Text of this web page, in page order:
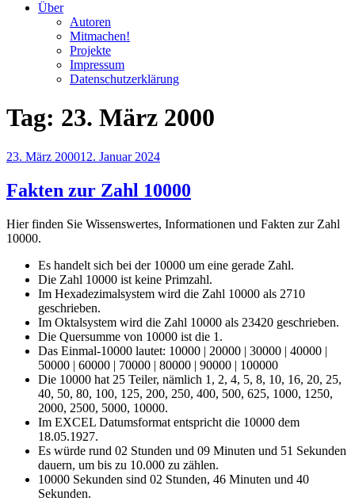
Über
Autoren
Mitmachen!
Projekte
Impressum
Datenschutzerklärung
Tag: 23. März 2000
Veröffentlicht
23. März 200012. Januar 2024
Fakten zur Zahl 10000
Hier finden Sie Wissenswertes, Informationen und Fakten zur Zahl
10000.
Es handelt sich bei der 10000 um eine gerade Zahl.
Die Zahl 10000 ist keine Primzahl.
Im Hexadezimalsystem wird die Zahl 10000 als 2710
geschrieben.
Im Oktalsystem wird die Zahl 10000 als 23420 geschrieben.
Die Quersumme von 10000 ist die 1.
Das Einmal-10000 lautet: 10000 | 20000 | 30000 | 40000 |
50000 | 60000 | 70000 | 80000 | 90000 | 100000
Die 10000 hat 25 Teiler, nämlich 1, 2, 4, 5, 8, 10, 16, 20, 25,
40, 50, 80, 100, 125, 200, 250, 400, 500, 625, 1000, 1250,
2000, 2500, 5000, 10000.
Im EXCEL Datumsformat entspricht die 10000 dem
18.05.1927.
Es würde rund 02 Stunden und 09 Minuten und 51 Sekunden
dauern, um bis zu 10.000 zu zählen.
10000 Sekunden sind 02 Stunden, 46 Minuten und 40
Sekunden.